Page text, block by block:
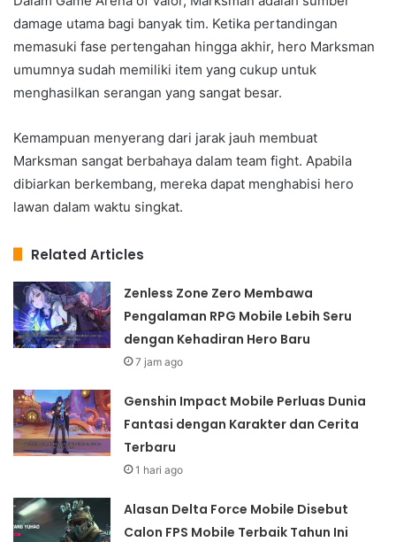
damage utama bagi banyak tim. Ketika pertandingan
memasuki fase pertengahan hingga akhir, hero Marksman
umumnya sudah memiliki item yang cukup untuk
menghasilkan serangan yang sangat besar.
Kemampuan menyerang dari jarak jauh membuat
Marksman sangat berbahaya dalam team fight. Apabila
dibiarkan berkembang, mereka dapat menghabisi hero
lawan dalam waktu singkat.
Related Articles
Zenless Zone Zero Membawa
Pengalaman RPG Mobile Lebih Seru
dengan Kehadiran Hero Baru
7 jam ago
Genshin Impact Mobile Perluas Dunia
Fantasi dengan Karakter dan Cerita
Terbaru
1 hari ago
Alasan Delta Force Mobile Disebut
Calon FPS Mobile Terbaik Tahun Ini